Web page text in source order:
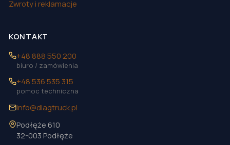
Zwroty i reklamacje
KONTAKT
+48 888 550 200
biuro / zamówienia
+48 536 535 315
pomoc techniczna
info@diagtruck.pl
Podłęże 610
32-003 Podłęże